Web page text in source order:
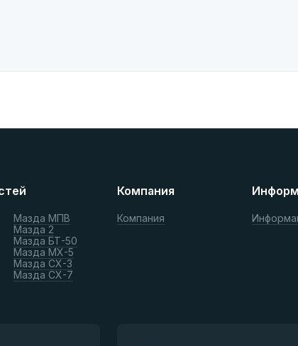
Мазда МПВ
Мазда 2
Мазда БТ-50
Мазда МХ-5
Мазда СХ-3
Мазда СХ-7
Компания
Компания